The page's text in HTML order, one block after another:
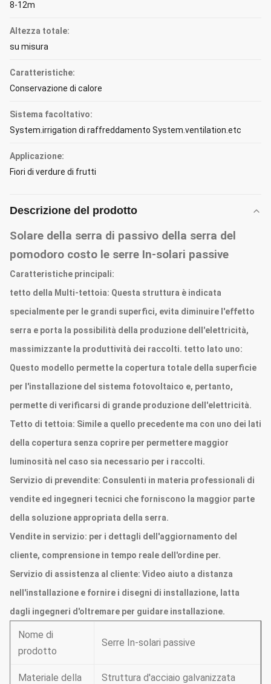
8-12m
Altezza totale:
su misura
Caratteristiche:
Conservazione di calore
Sistema facoltativo:
System.irrigation di raffreddamento System.ventilation.etc
Applicazione:
Fiori di verdure di frutti
Descrizione del prodotto
Solare della serra di passivo della serra del
pomodoro costo le serre In-solari passive
Caratteristiche principali:
tetto della Multi-tettoia: Questa struttura è indicata
specialmente per le grandi superfici, evita diminuire l'effetto
serra e porta la possibilità della produzione dell'elettricità,
massimizzante la produttività dei raccolti. tetto lato uno:
Questo modello permette la copertura totale della superficie
per l'installazione del sistema fotovoltaico e, pertanto,
permette di verificarsi di grande produzione dell'elettricità.
Tetto di tettoia: Simile a quello precedente ma con uno dei lati
della copertura senza coprire per permettere maggior
luminosità nel caso sia necessario per i raccolti.
Servizio di prevendite: Consulenti in materia professionali di
vendite ed ingegneri tecnici che forniscono la maggior parte
della soluzione appropriata della serra.
Vendite in servizio: per i dettagli dell'aggiornamento del
cliente, comprensione in tempo reale dell'ordine per.
Servizio di assistenza al cliente: Video aiuto a distanza
nell'installazione e fornire i disegni di installazione, latta
dagli ingegneri d'oltremare per guidare installazione.
Nome di
prodotto
Serre In-solari passive
Materiale della
Struttura d'acciaio galvanizzata